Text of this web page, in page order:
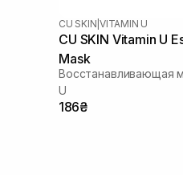
CU SKIN |VITAMIN U
CU SKIN Vitamin U
Mask
Восстанавливающая
U
186₴